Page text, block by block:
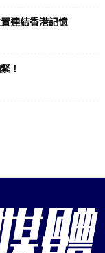
連結香港記憶
！